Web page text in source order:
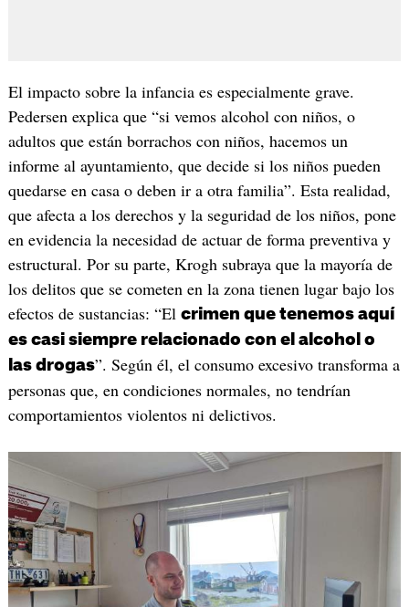
El impacto sobre la infancia es especialmente grave.
Pedersen explica que “si vemos alcohol con niños, o
adultos que están borrachos con niños, hacemos un
informe al ayuntamiento, que decide si los niños pueden
quedarse en casa o deben ir a otra familia”. Esta realidad,
que afecta a los derechos y la seguridad de los niños, pone
en evidencia la necesidad de actuar de forma preventiva y
estructural. Por su parte, Krogh subraya que la mayoría de
los delitos que se cometen en la zona tienen lugar bajo los
efectos de sustancias: “El crimen que tenemos aquí
es casi siempre relacionado con el alcohol o
las drogas”. Según él, el consumo excesivo transforma a
personas que, en condiciones normales, no tendrían
comportamientos violentos ni delictivos.